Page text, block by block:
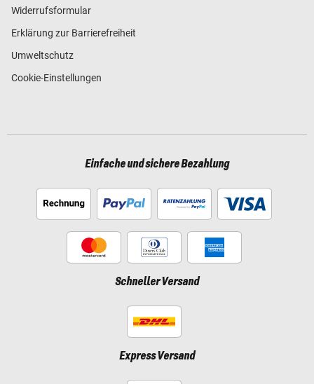
Widerrufsformular
Erklärung zur Barrierefreiheit
Umweltschutz
Cookie-Einstellungen
Einfache und sichere Bezahlung
Schneller Versand
Express Versand